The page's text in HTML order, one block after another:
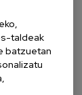
taldeak
batzuetan